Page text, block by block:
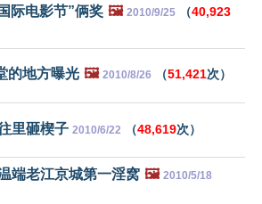
际电影节”俩奖 🖼️ 2010/9/25 （40,923
的地方曝光 🖼️ 2010/8/26 （51,421次）
里砸楔子 2010/6/22 （48,619次）
端老江京城第一淫窝 🖼️ 2010/5/18